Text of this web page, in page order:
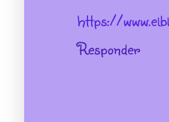
https://
Responder